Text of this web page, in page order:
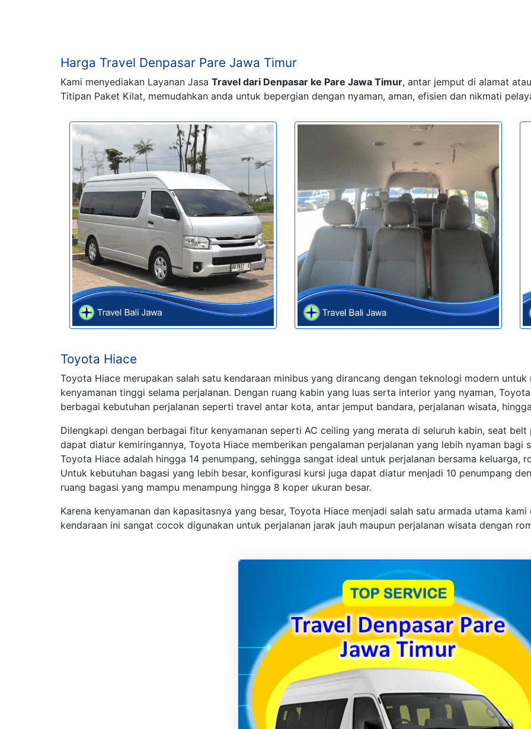
Harga Travel Denpasar Pare Jawa Timur
Kami menyediakan Layanan Jasa Travel dari Denpasar ke Pare Jawa Timur, antar jemput di alamat
Titipan Paket Kilat, memudahkan anda untuk bepergian dengan nyaman, aman, efisien dan nikmati
Toyota Hiace
Toyota Hiace merupakan salah satu kendaraan minibus yang dirancang dengan teknologi modern
kenyamanan tinggi selama perjalanan. Dengan ruang kabin yang luas serta interior yang nyaman,
berbagai kebutuhan perjalanan seperti travel antar kota, antar jemput bandara, perjalanan wisata,
Dilengkapi dengan berbagai fitur kenyamanan seperti AC ceiling yang merata di seluruh kabin, seat
dapat diatur kemiringannya, Toyota Hiace memberikan pengalaman perjalanan yang lebih nyaman bagi
Toyota Hiace adalah hingga 14 penumpang, sehingga sangat ideal untuk perjalanan bersama keluarga,
Untuk kebutuhan bagasi yang lebih besar, konfigurasi kursi juga dapat diatur menjadi 10 penumpang
ruang bagasi yang mampu menampung hingga 8 koper ukuran besar.
Karena kenyamanan dan kapasitasnya yang besar, Toyota Hiace menjadi salah satu armada utama
kendaraan ini sangat cocok digunakan untuk perjalanan jarak jauh maupun perjalanan wisata dengan